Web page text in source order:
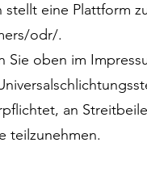
stellt eine Plattform
odr/.
Sie oben im
an
teilzunehmen.